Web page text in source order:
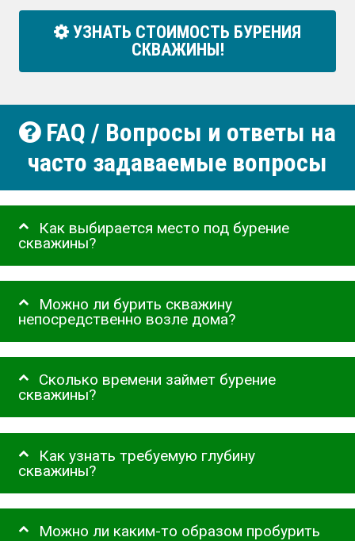
УЗНАТЬ СТОИМОСТЬ БУРЕНИЯ
СКВАЖИНЫ!
FAQ / Вопросы и ответы на
часто задаваемые вопросы
Как выбирается место под бурение
скважины?
Можно ли бурить скважину
непосредственно возле дома?
Сколько времени займет бурение
скважины?
Как узнать требуемую глубину
скважины?
Можно ли каким-то образом пробурить